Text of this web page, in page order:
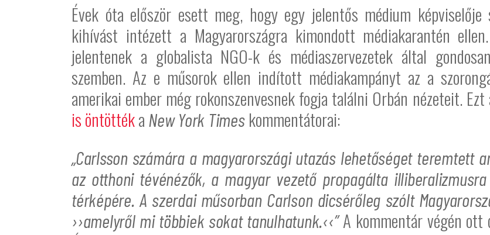
Évek óta először esett meg, hogy egy jelentős médium
kihívást intézett a Magyarországra kimondott médiakarantén
jelentenek a globalista NGO-k és médiaszervezetek által
szemben. Az e műsorok ellen indított médiakampányt az a
amerikai ember még rokonszenvesnek fogja találni Orbán nézeteit.
is öntöttéka New York Timeskommentátorai:
„Carlsson számára a magyarországi utazás lehetőséget teremtett
az otthoni tévénézők, a magyar vezető propagálta
térképére. A szerdai műsorban Carlson dicsérőleg szólt
››amelyről mi többiek sokat tanulhatunk.‹‹”A kommentár végén ott